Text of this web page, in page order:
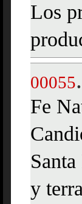
Los
00055.
Fe
y